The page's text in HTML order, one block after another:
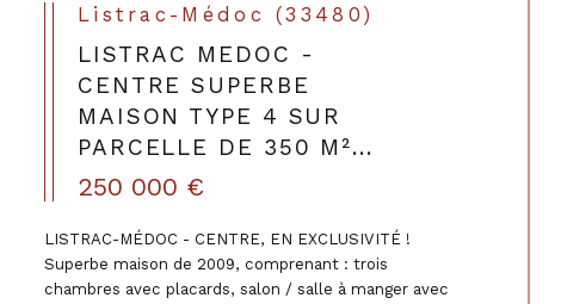
Listrac-Médoc (33480)
LISTRAC MEDOC -
CENTRE SUPERBE
MAISON TYPE 4 SUR
PARCELLE DE 350 M²...
250 000 €
LISTRAC-MÉDOC - CENTRE, EN EXCLUSIVITÉ !
Superbe maison de 2009, comprenant : trois
chambres avec placards, salon / salle à manger avec